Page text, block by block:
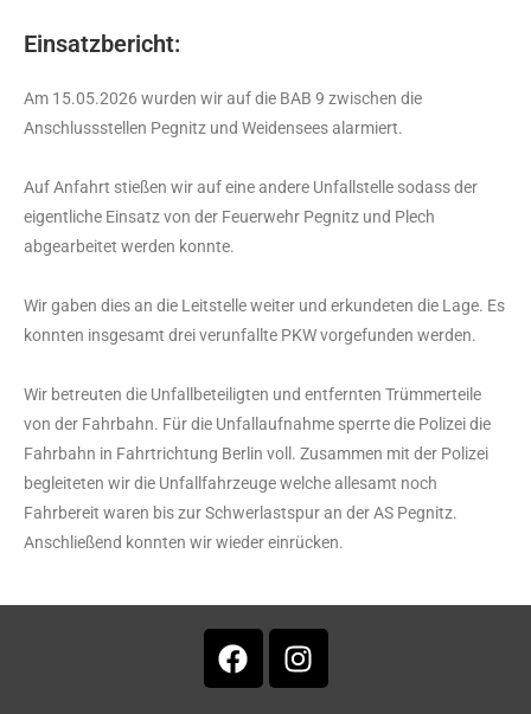
Einsatzbericht:
Am 15.05.2026 wurden wir auf die BAB 9 zwischen die
Anschlussstellen Pegnitz und Weidensees alarmiert.
Auf Anfahrt stießen wir auf eine andere Unfallstelle sodass der
eigentliche Einsatz von der Feuerwehr Pegnitz und Plech
abgearbeitet werden konnte.
Wir gaben dies an die Leitstelle weiter und erkundeten die Lage. Es
konnten insgesamt drei verunfallte PKW vorgefunden werden.
Wir betreuten die Unfallbeteiligten und entfernten Trümmerteile
von der Fahrbahn. Für die Unfallaufnahme sperrte die Polizei die
Fahrbahn in Fahrtrichtung Berlin voll. Zusammen mit der Polizei
begleiteten wir die Unfallfahrzeuge welche allesamt noch
Fahrbereit waren bis zur Schwerlastspur an der AS Pegnitz.
Anschließend konnten wir wieder einrücken.